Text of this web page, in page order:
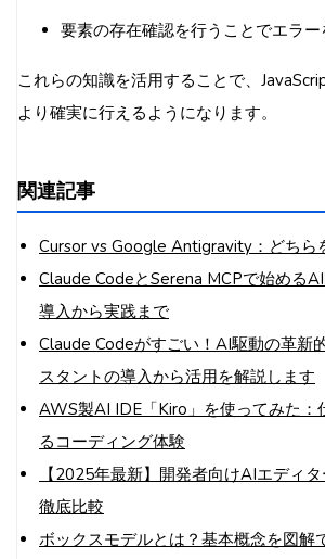
要素の存在確認を行うことでエラー
これらの知識を活用することで、
より確実に行えるようになります。
関連記事
Cursor vs Google Antigravity：どちら
Claude CodeとSerena MCPで始める
導入から実践まで
Claude Codeがすごい！AI駆動の革新
スタントの導入から活用を解説します
AWS製AI IDE「Kiro」を使ってみた：
るコーディング体験
【2025年最新】開発者向けAIエディ
徹底比較
ボックスモデルとは？基本概念を図解